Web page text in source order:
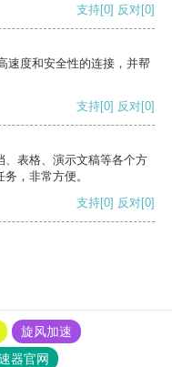
支持[0] 反对[0]
速度和安全性的连接，并帮
支持[0] 反对[0]
、表格、演示文稿等各个方
，非常方便。
支持[0] 反对[0]
旋风加速
器官网